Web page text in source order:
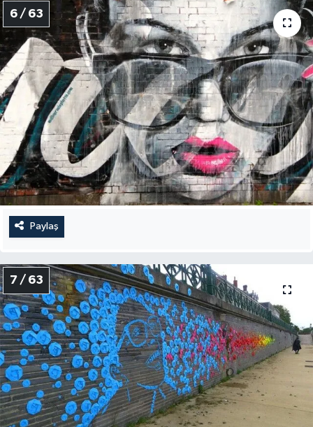
6 / 63
Paylaş
7 / 63